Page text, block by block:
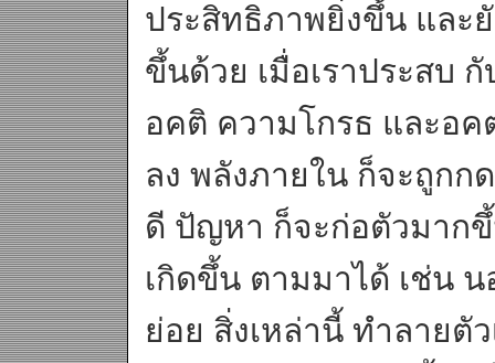
ประสิทธิภาพยิ่งขึ้น และ
ขึ้นด้วย เมื่อเราประสบ
อคติ ความโกรธ และอ
ลง พลังภายใน ก็จะถูกก
ดี ปัญหา ก็จะก่อตัวมาก
เกิดขึ้น ตามมาได้ เช่น
ย่อย สิ่งเหล่านี้ ทำลายตั